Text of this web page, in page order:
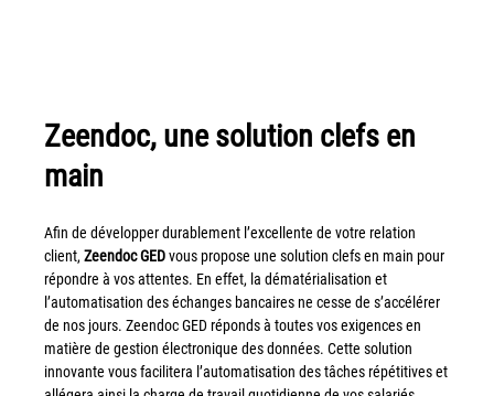
Contact
Newsletter
Plan du site
Zeendoc, une solution clefs en
main
Afin de développer durablement l’excellente de votre relation
client, Zeendoc GEDvous propose une solution clefs en main pour
répondre à vos attentes. En effet, la dématérialisation et
l’automatisation des échanges bancaires ne cesse de s’accélérer
de nos jours. Zeendoc GED réponds à toutes vos exigences en
matière de gestion électronique des données. Cette solution
innovante vous facilitera l’automatisation des tâches répétitives et